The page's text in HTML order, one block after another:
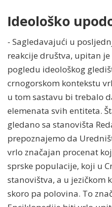
Ideološko
- Sagledavajući u
reakcije društva, upitan je
pogledu ideološkog
crnogorskom kontekstu
u tom sastavu bi trebalo
elemenata svih entiteta.
gledano sa stanovišta
prepoznajemo da
vrlo značajan procenat
sprske populacije, koji u
stanovištva, a u jezičkom
skoro pa polovina. To